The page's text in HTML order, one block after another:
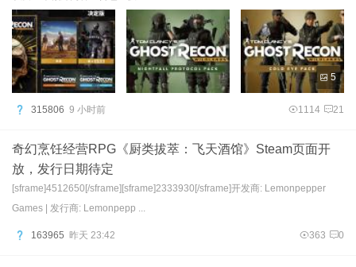
5
315806 9 小时前 1114 21
奇幻烹饪经营RPG《厨类拔萃：飞天酒馆》Steam页面开
放，发行日期待定
[sframe]4512650[/sframe][sframe]2333930[/sframe]开发商: Lemonpepper
Games | 发行商: Lemonpepp ...
163965 昨天 23:42 363 0